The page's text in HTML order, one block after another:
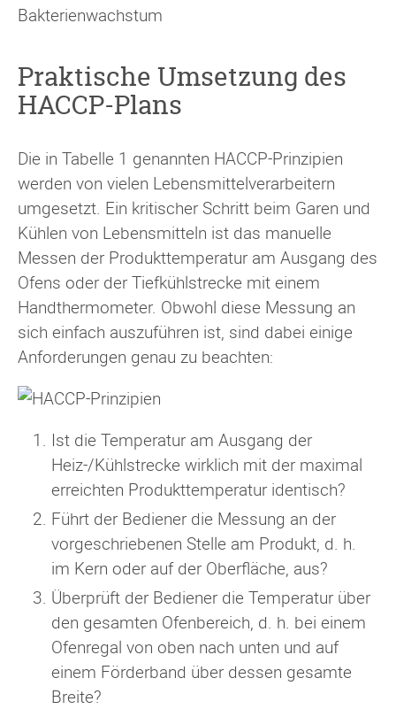
Praktische Umsetzung des
HACCP-Plans
Die in Tabelle 1 genannten HACCP-Prinzipien
werden von vielen Lebensmittelverarbeitern
umgesetzt. Ein kritischer Schritt beim Garen und
Kühlen von Lebensmitteln ist das manuelle
Messen der Produkttemperatur am Ausgang des
Ofens oder der Tiefkühlstrecke mit einem
Handthermometer. Obwohl diese Messung an
sich einfach auszuführen ist, sind dabei einige
Anforderungen genau zu beachten:
Ist die Temperatur am Ausgang der
Heiz-/Kühlstrecke wirklich mit der maximal
erreichten Produkttemperatur identisch?
Führt der Bediener die Messung an der
vorgeschriebenen Stelle am Produkt, d. h.
im Kern oder auf der Oberfläche, aus?
Überprüft der Bediener die Temperatur über
den gesamten Ofenbereich, d. h. bei einem
Ofenregal von oben nach unten und auf
einem Förderband über dessen gesamte
Breite?